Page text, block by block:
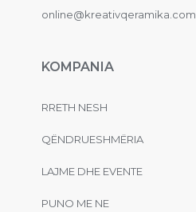
online@kreativqeramika.com
KOMPANIA
RRETH NESH
QËNDRUESHMËRIA
LAJME DHE EVENTE
PUNO ME NE